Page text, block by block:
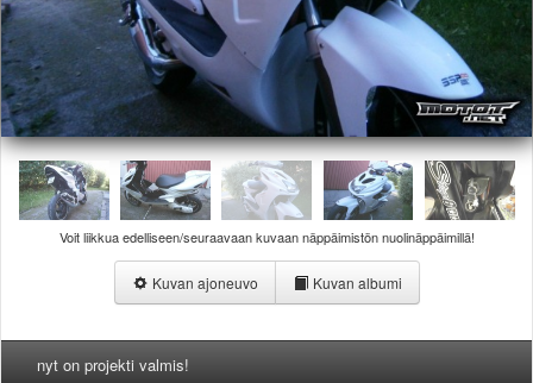
MP15 kuvia
MP14 kuvia
MP13 kuvia
ACS 2015 kuvia
Lisää uusi tapahtuma
UUTISET
SÄÄ
Valitse paikkakunta
Helsingin sää
Tampereen sää
Oulun sää
Kuopion sää
Rovaniemen sää
Voit liikkua edelliseen/seuraavaan kuvaan näppäimistön nuolinäppäimillä!
Kuvan ajoneuvo Kuvan albumi
nyt on projekti valmis!